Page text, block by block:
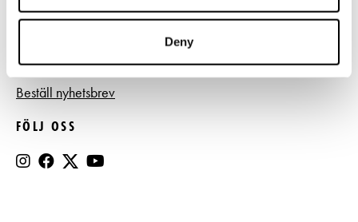
Deny
BESTÄLL NYHETSBREV
Beställ nyhetsbrev
FÖLJ OSS